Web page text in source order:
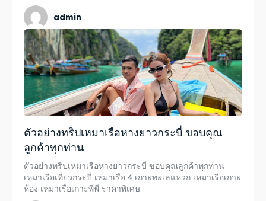
admin
ตัวอย่างทริปเหมาเรือหางยาวกระบี่ ขอบคุณ
ลูกค้าทุกท่าน
ตัวอย่างทริปเหมาเรือหางยาวกระบี่ ขอบคุณลูกค้าทุกท่าน
เหมาเรือเที่ยวกระบี่ เหมาเรือ 4 เกาะทะเลแหวก เหมาเรือเกาะ